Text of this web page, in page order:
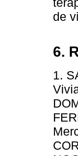
de
6.
1.